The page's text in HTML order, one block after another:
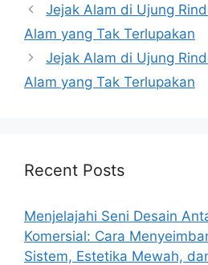
Jejak Alam di Ujung
Alam yang Tak Terlupakan
Jejak Alam di Ujung
Alam yang Tak Terlupakan
Recent Posts
Menjelajahi Seni Desain
Komersial: Cara
Sistem, Estetika Mewah,